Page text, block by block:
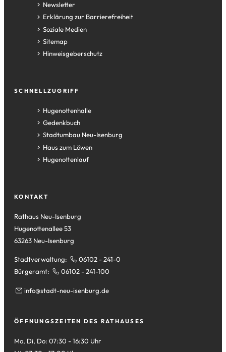
Newsletter
Erklärung zur Barrierefreiheit
Soziale Medien
Sitemap
Hinweisgeberschutz
SCHNELLZUGRIFF
Hugenottenhalle
(Öffnet
in
einem
neuen
Tab)
Gedenkbuch
(Öffnet
in
einem
neuen
Stadtumbau Neu-Isenburg
(Öffnet
in
einem
Haus zum Löwen
(Öffnet
in
Tab)
Hugenottenlauf
(Öffnet
neuen
KONTAKT
Rathaus Neu-Isenburg
Hugenottenallee 53
63263 Neu-Isenburg
Stadtverwaltung:
06102 - 241-0
Bürgeramt:
06102 - 241-100
info stadt-neu-isenburg de
ÖFFNUNGSZEITEN DES RATHAUSES
Mo, Di, Do: 07:30 - 16:30 Uhr